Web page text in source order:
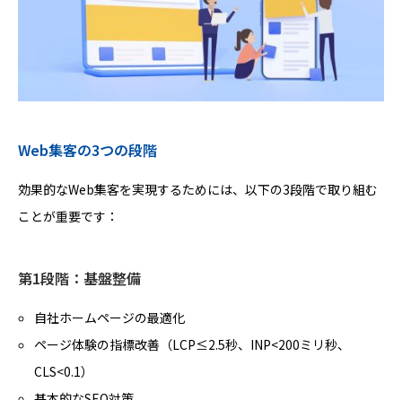
Web集客の3つの段階
効果的なWeb集客を実現するためには、以下の3段階で取り組む
ことが重要です：
第1段階：基盤整備
自社ホームページの最適化
ページ体験の指標改善（LCP≤2.5秒、INP<200ミリ秒、
CLS<0.1）